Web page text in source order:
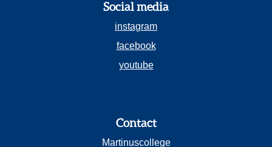
Social media
instagram
facebook
youtube
Contact
Martinuscollege